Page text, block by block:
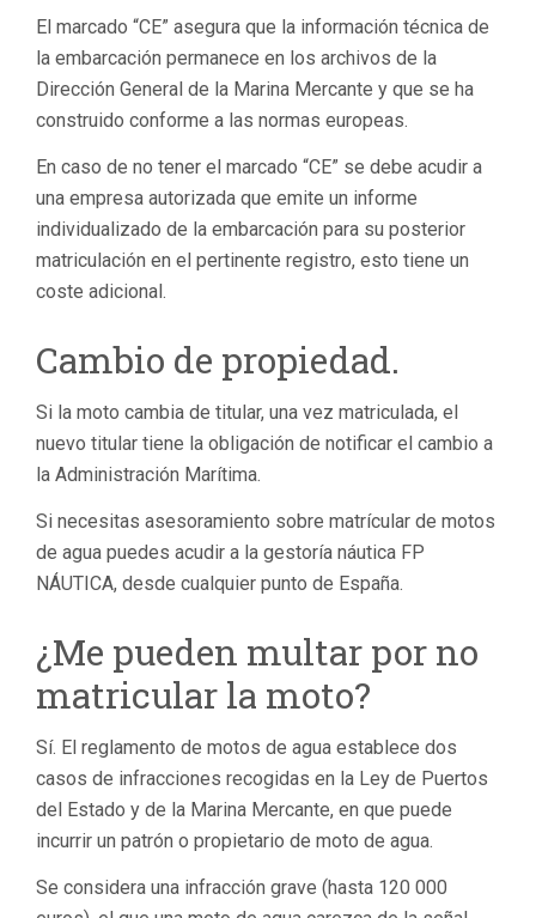
El marcado “CE” asegura que la información técnica de
la embarcación permanece en los archivos de la
Dirección General de la Marina Mercante y que se ha
construido conforme a las normas europeas.
En caso de no tener el marcado “CE” se debe acudir a
una empresa autorizada que emite un informe
individualizado de la embarcación para su posterior
matriculación en el pertinente registro, esto tiene un
coste adicional.
Cambio de propiedad.
Si la moto cambia de titular, una vez matriculada, el
nuevo titular tiene la obligación de notificar el cambio a
la Administración Marítima.
Si necesitas asesoramiento sobre matrícular de motos
de agua puedes acudir a la gestoría náutica FP
NÁUTICA, desde cualquier punto de España.
¿Me pueden multar por no
matricular la moto?
Sí. El reglamento de motos de agua establece dos
casos de infracciones recogidas en la Ley de Puertos
del Estado y de la Marina Mercante, en que puede
incurrir un patrón o propietario de moto de agua.
Se considera una infracción grave (hasta 120 000